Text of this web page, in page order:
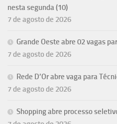
nesta segunda (10)
7 de agosto de 2026
Grande Oeste abre 02 vagas
7 de agosto de 2026
Rede D’Or abre vaga para
7 de agosto de 2026
Shopping abre processo